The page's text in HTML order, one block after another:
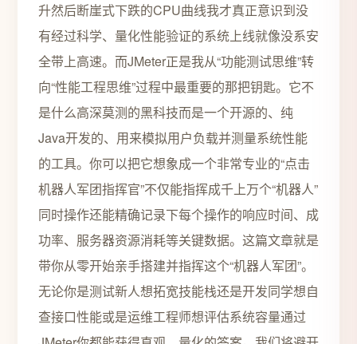
升然后断崖式下跌的CPU曲线我才真正意识到没
有经过科学、量化性能验证的系统上线就像没系安
全带上高速。而JMeter正是我从“功能测试思维”转
向“性能工程思维”过程中最重要的那把钥匙。它不
是什么高深莫测的黑科技而是一个开源的、纯
Java开发的、用来模拟用户负载并测量系统性能
的工具。你可以把它想象成一个非常专业的“点击
机器人军团指挥官”不仅能指挥成千上万个“机器人”
同时操作还能精确记录下每个操作的响应时间、成
功率、服务器资源消耗等关键数据。这篇文章就是
带你从零开始亲手搭建并指挥这个“机器人军团”。
无论你是测试新人想拓宽技能栈还是开发同学想自
查接口性能或是运维工程师想评估系统容量通过